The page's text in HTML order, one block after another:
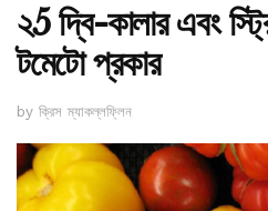
২5 দ্বি-কালার এবং
টমেটো প্রকার
by ক্রিস ম্যাকল্লফ্লিন